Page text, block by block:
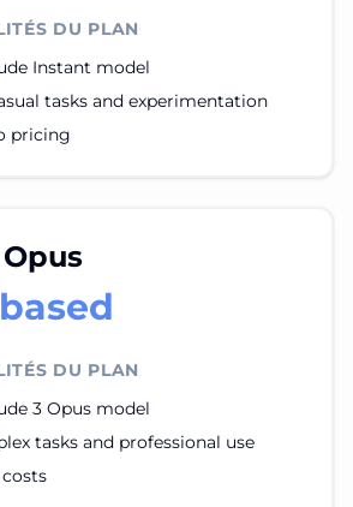
DU PLAN
Instant model
tasks and experimentation
pricing
DU PLAN
3 Opus model
tasks and professional use